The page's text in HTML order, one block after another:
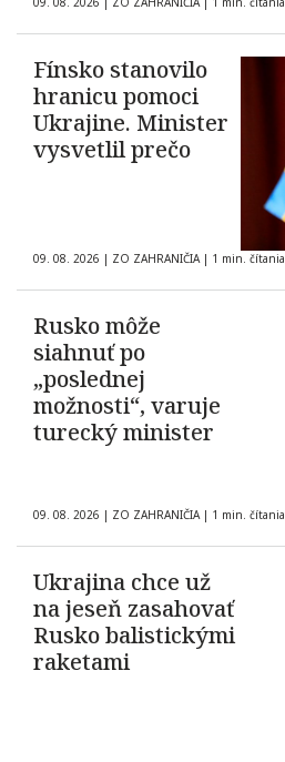
Fínsko stanovilo
hranicu pomoci
Ukrajine. Minister
vysvetlil prečo
09. 08. 2026 | ZO ZAHRANIČIA | 1 min. čítania
Rusko môže
siahnuť po
„poslednej
možnosti“, varuje
turecký minister
09. 08. 2026 | ZO ZAHRANIČIA | 1 min. čítania
Ukrajina chce už
na jeseň zasahovať
Rusko balistickými
raketami